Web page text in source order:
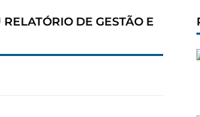
DE GESTÃO E